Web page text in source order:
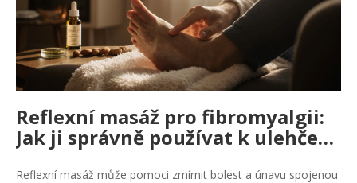
Reflexní masáž pro fibromyalgii:
Jak ji správně používat k ulehčení
bolesti
Reflexní masáž může pomoci zmírnit bolest a únavu spojenou